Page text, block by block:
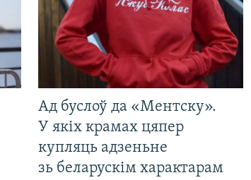
Ад буслоў да «Ментску».
У якіх крамах цяпер
купляць адзеньне
зь беларускім характарам